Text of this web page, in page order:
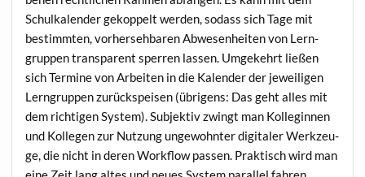
Schul­ka­len­der gekop­pelt wer­den, sodass sich Tage mit
bestimm­ten, vor­her­seh­ba­ren Abwe­sen­hei­ten von Lern­
grup­pen trans­pa­rent sper­ren las­sen. Umge­kehrt lie­ßen
sich Ter­mi­ne von Arbei­ten in die Kalen­der der jewei­li­gen
Lern­grup­pen zurück­spei­sen (übri­gens: Das geht alles mit
dem rich­ti­gen Sys­tem). Sub­jek­tiv zwingt man Kol­le­gin­nen
und Kol­le­gen zur Nut­zung unge­wohn­ter digi­ta­ler Werk­zeu­
ge, die nicht in deren Work­flow pas­sen. Prak­tisch wird man